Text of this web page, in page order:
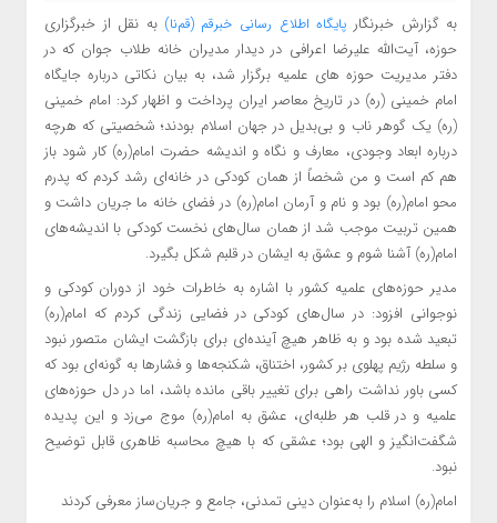
به گزارش خبرنگار پایگاه اطلاع رسانی خبرقم (قم‌نا) به نقل از خبرگزاری
حوزه، آیت‌الله علیرضا اعرافی در دیدار مدیران خانه طلاب جوان که در
دفتر مدیریت حوزه های علمیه برگزار شد، به بیان نکاتی درباره جایگاه
امام خمینی (ره) در تاریخ معاصر ایران پرداخت و اظهار کرد: امام خمینی
(ره) یک گوهر ناب و بی‌بدیل در جهان اسلام بودند؛ شخصیتی که هرچه
درباره ابعاد وجودی، معارف و نگاه و اندیشه حضرت امام(ره) کار شود باز
هم کم است و من شخصاً از همان کودکی در خانه‌ای رشد کردم که پدرم
محو امام(ره) بود و نام و آرمان امام(ره) در فضای خانه ما جریان داشت و
همین تربیت موجب شد از همان سال‌های نخست کودکی با اندیشه‌های
امام(ره) آشنا شوم و عشق به ایشان در قلبم شکل بگیرد.
مدیر حوزه‌های علمیه کشور با اشاره به خاطرات خود از دوران کودکی و
نوجوانی افزود: در سال‌های کودکی در فضایی زندگی کردم که امام(ره)
تبعید شده بود و به ظاهر هیچ آینده‌ای برای بازگشت ایشان متصور نبود
و سلطه رژیم پهلوی بر کشور، اختناق، شکنجه‌ها و فشارها به گونه‌ای بود که
کسی باور نداشت راهی برای تغییر باقی مانده باشد، اما در دل حوزه‌های
علمیه و در قلب هر طلبه‌ای، عشق به امام(ره) موج می‌زد و این پدیده
شگفت‌انگیز و الهی بود؛ عشقی که با هیچ محاسبه ظاهری قابل توضیح
نبود.
امام(ره) اسلام را به‌عنوان دینی تمدنی، جامع و جریان‌ساز معرفی کردند